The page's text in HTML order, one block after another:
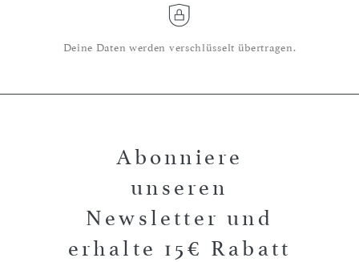
Deine Daten werden verschlüsselt übertragen.
Abonniere
unseren
Newsletter und
erhalte 15€ Rabatt